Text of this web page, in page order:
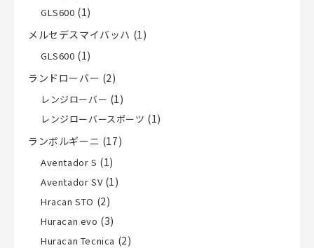
GLS600 (1)
メルセデスマイバッハ (1)
GLS600 (1)
ランドローバー (2)
レンジローバー (1)
レンジローバースポーツ (1)
ランボルギーニ (17)
Aventador S (1)
Aventador SV(1)
Hracan STO (2)
Huracan evo (3)
Huracan Tecnica (2)